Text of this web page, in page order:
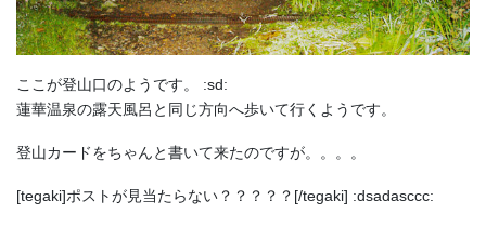
ここが登山口のようです。 :sd:
蓮華温泉の露天風呂と同じ方向へ歩いて行くようです。
登山カードをちゃんと書いて来たのですが。。。。
[tegaki]ポストが見当たらない？？？？？[/tegaki] :dsadasccc: